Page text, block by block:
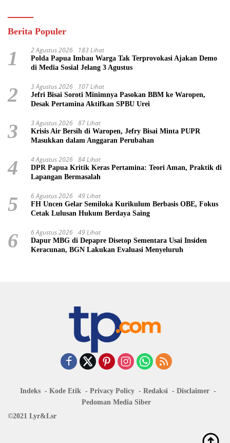
Berita Populer
1 2 Agustus 2026 183 Lihat
Polda Papua Imbau Warga Tak Terprovokasi Ajakan Demo
di Media Sosial Jelang 3 Agustus
2 3 Agustus 2026 107 Lihat
Jefri Bisai Soroti Minimnya Pasokan BBM ke Waropen,
Desak Pertamina Aktifkan SPBU Urei
3 3 Agustus 2026 87 Lihat
Krisis Air Bersih di Waropen, Jefry Bisai Minta PUPR
Masukkan dalam Anggaran Perubahan
4 4 Agustus 2026 84 Lihat
DPR Papua Kritik Keras Pertamina: Teori Aman, Praktik di
Lapangan Bermasalah
5 6 Agustus 2026 49 Lihat
FH Uncen Gelar Semiloka Kurikulum Berbasis OBE, Fokus
Cetak Lulusan Hukum Berdaya Saing
6 6 Agustus 2026 49 Lihat
Dapur MBG di Depapre Disetop Sementara Usai Insiden
Keracunan, BGN Lakukan Evaluasi Menyeluruh
Indeks Kode Etik Privacy Policy Redaksi
Disclaimer
Pedoman Media Siber
©2021 Lyr&Lsr